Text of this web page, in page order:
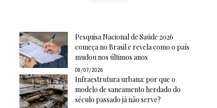
Pesquisa Nacional de Saúde 2026
começa no Brasil e revela como o país
mudou nos últimos anos
08/07/2026
Infraestrutura urbana: por que o
modelo de saneamento herdado do
século passado já não serve?